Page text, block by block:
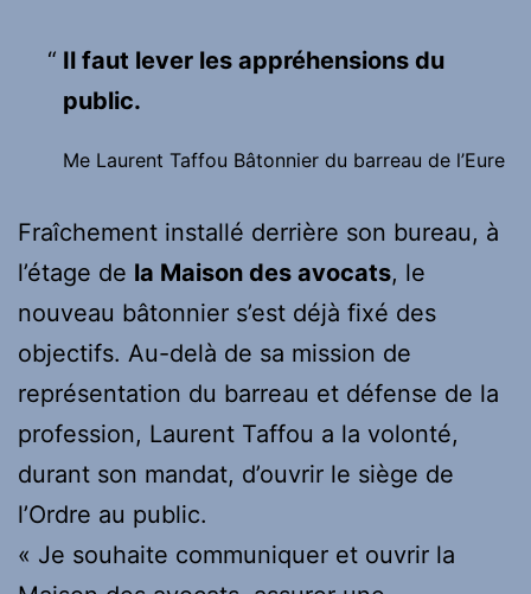
Il faut lever les appréhensions du
public.
Me Laurent Taffou Bâtonnier du barreau de l’Eure
Fraîchement installé derrière son bureau, à
l’étage de la Maison des avocats, le
nouveau bâtonnier s’est déjà fixé des
objectifs. Au-delà de sa mission de
représentation du barreau et défense de la
profession, Laurent Taffou a la volonté,
durant son mandat, d’ouvrir le siège de
l’Ordre au public.
« Je souhaite communiquer et ouvrir la